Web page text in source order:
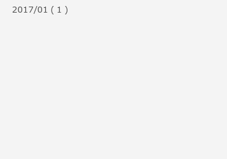
2017/01 ( 1 )